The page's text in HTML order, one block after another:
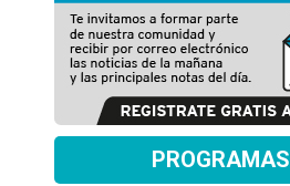
PROGRAMAS